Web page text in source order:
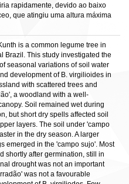
rapidamente, devido ao baixo
que atingiu uma altura máxima
is a common legume tree in
Brazil. This study investigated the
seasonal variations of soil water
development of B. virgilioides in
with scattered trees and
a woodland with a well-
Soil remained wet during
but short dry spells affected soil
layers. The soil under 'campo
in the dry season. A larger
emerged in the 'campo sujo'. Most
shortly after germination, still in
drought was not an important
was not a favourable